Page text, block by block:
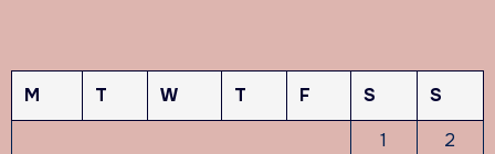
M T W T F S
S
1
2